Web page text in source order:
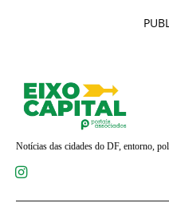
Notícias das cidades do DF, entorno,